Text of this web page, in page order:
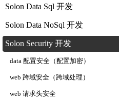
Solon Data Sql 开发
Solon Data NoSql 开发
Solon Security 开发
data 配置安全（配置加密）
web 跨域安全（跨域处理）
web 请求头安全